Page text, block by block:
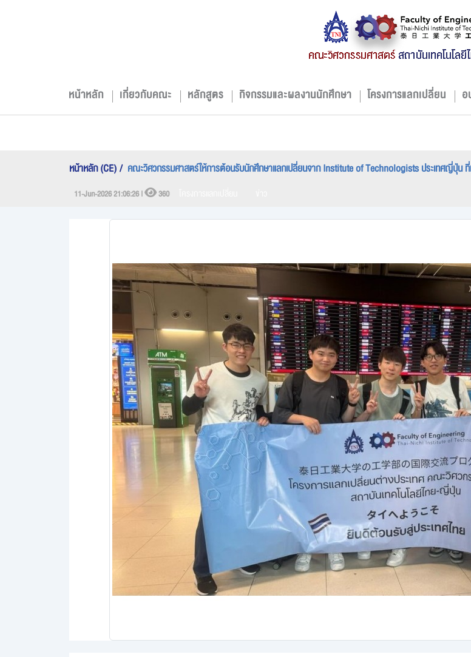
หน้าหลัก เกี่ยวกับคณะ หลักสูตร กิจกรรมและผลงานนักศึกษา โครงการแลกเปลี่ยน อ
หน้าหลัก (CE) คณะวิศวกรรมศาสตร์ให้การต้อนรับนักศึกษาแลกเปลี่ยนจาก Institute of Technologists ประเทศญี่ปุ่น ที่เ
11-Jun-2026 21:06:26 | 360